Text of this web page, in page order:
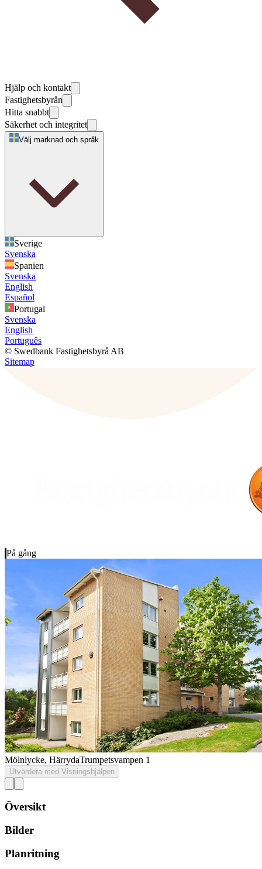
Hjälp och kontakt
Fastighetsbyrån
Hitta snabbt
Säkerhet och integritet
Välj marknad och språk
Sverige
Svenska
Spanien
Svenska
English
Español
Portugal
Svenska
English
Português
© Swedbank Fastighetsbyrå AB
Sitemap
På gång
Mölnlycke, HärrydaTrumpetsvampen 1
Utvärdera med Visningshjälpen
Översikt
Bilder
Planritning